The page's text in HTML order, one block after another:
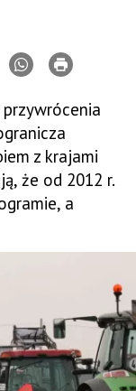
z krajami
że od 2012 r.
a